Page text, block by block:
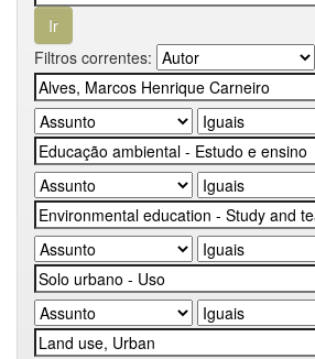
Filtros correntes: